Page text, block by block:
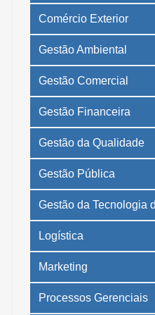
Comércio Exterior
Gestão Ambiental
Gestão Comercial
Gestão Financeira
Gestão da Qualidade
Gestão Pública
Gestão da Tecnologia
Logística
Marketing
Processos Gerenciais